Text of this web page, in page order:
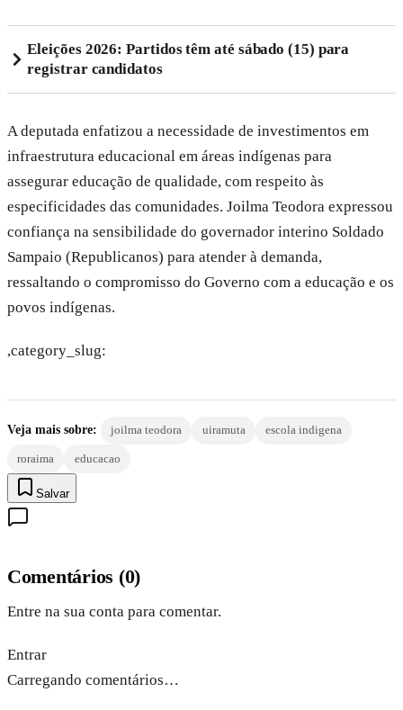
Eleições 2026: Partidos têm até sábado (15) para
registrar candidatos
A deputada enfatizou a necessidade de investimentos em
infraestrutura educacional em áreas indígenas para
assegurar educação de qualidade, com respeito às
especificidades das comunidades. Joilma Teodora expressou
confiança na sensibilidade do governador interino Soldado
Sampaio (Republicanos) para atender à demanda,
ressaltando o compromisso do Governo com a educação e os
povos indígenas.
,category_slug:
Veja mais sobre: joilma teodora uiramuta escola indigena
roraima educacao
Salvar
Comentários (0)
Entre na sua conta para comentar.
Entrar
Carregando comentários…